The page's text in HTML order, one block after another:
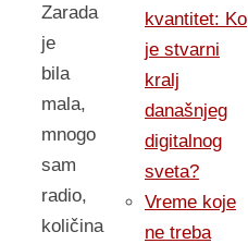
Zarada
je
bila
mala,
mnogo
sam
radio,
količina
kvantitet: Ko
je stvarni
kralj
današnjeg
digitalnog
sveta?
Vreme koje
ne treba